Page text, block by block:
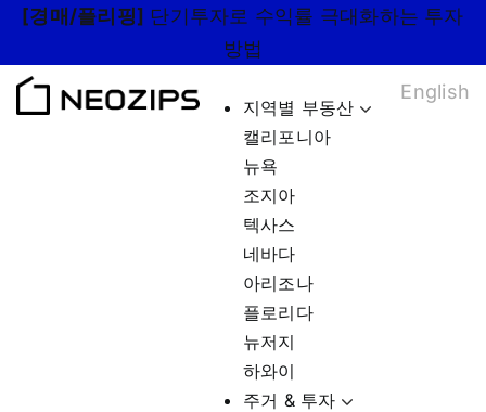
Skip
content
[경매/플리핑] 단기투자로 수익률 극대화하는 투자
방법
지역별 부동산
캘리포니아
뉴욕
조지아
텍사스
네바다
아리조나
플로리다
뉴저지
하와이
주거 & 투자
English